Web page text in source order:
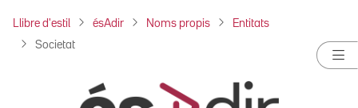
Llibre d'estil ésAdir Noms propis Entitats
Societat